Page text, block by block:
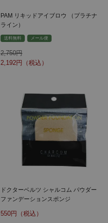
PAM リキッドアイブロウ （プラチナ
ライン）
送料無料 メール便
2,750
2,192
ドクターベルツ シャルコム パウダー
ファンデーションスポンジ
550